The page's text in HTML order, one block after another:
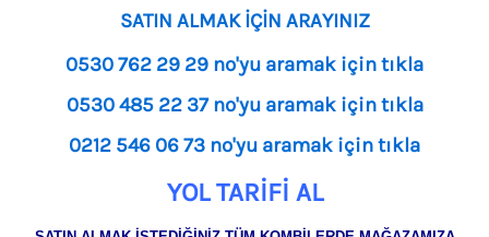
SATIN ALMAK İÇİN ARAYINIZ
0530 762 29 29 no'yu aramak için tıkla
0530 485 22 37 no'yu aramak için tıkla
0212 546 06 73 no'yu aramak için tıkla
YOL TARİFİ AL